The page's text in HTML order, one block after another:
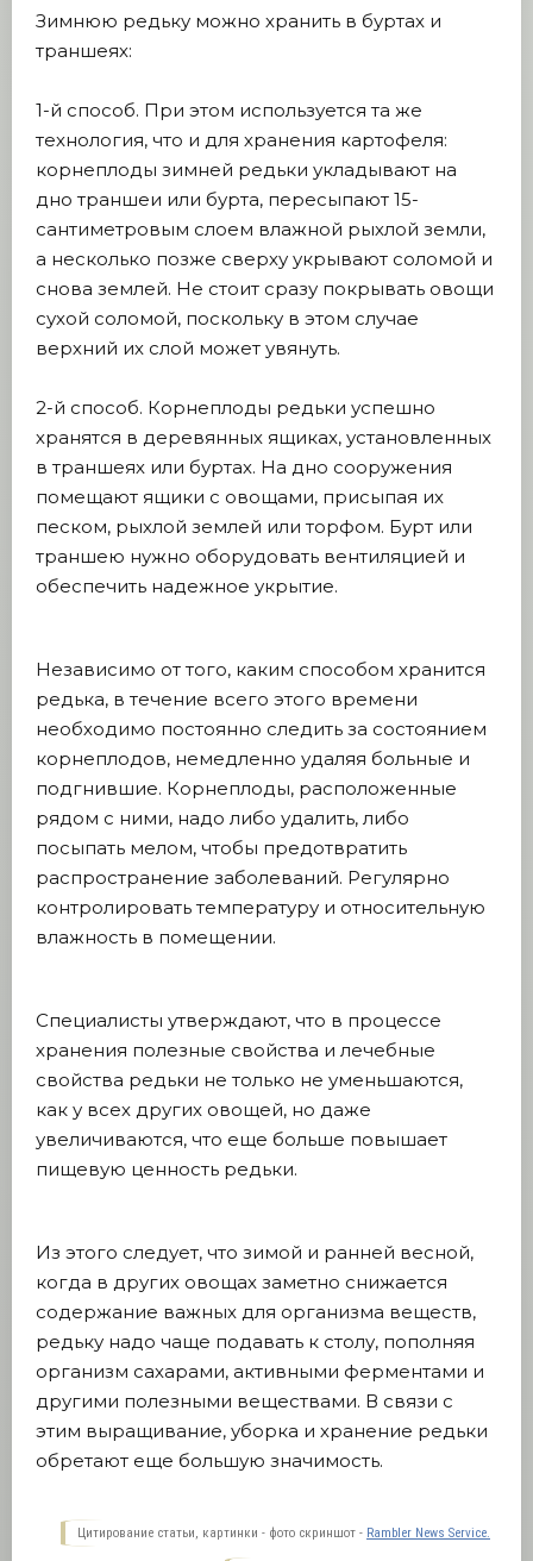
Зимнюю редьку можно хранить в буртах и
траншеях:
1-й способ. При этом используется та же
технология, что и для хранения картофеля:
корнеплоды зимней редьки укладывают на
дно траншеи или бурта, пересыпают 15-
сантиметровым слоем влажной рыхлой земли,
а несколько позже сверху укрывают соломой и
снова землей. Не стоит сразу покрывать овощи
сухой соломой, поскольку в этом случае
верхний их слой может увянуть.
2-й способ. Корнеплоды редьки успешно
хранятся в деревянных ящиках, установленных
в траншеях или буртах. На дно сооружения
помещают ящики с овощами, присыпая их
песком, рыхлой землей или торфом. Бурт или
траншею нужно оборудовать вентиляцией и
обеспечить надежное укрытие.
Независимо от того, каким способом хранится
редька, в течение всего этого времени
необходимо постоянно следить за состоянием
корнеплодов, немедленно удаляя больные и
подгнившие. Корнеплоды, расположенные
рядом с ними, надо либо удалить, либо
посыпать мелом, чтобы предотвратить
распространение заболеваний. Регулярно
контролировать температуру и относительную
влажность в помещении.
Специалисты утверждают, что в процессе
хранения полезные свойства и лечебные
свойства редьки не только не уменьшаются,
как у всех других овощей, но даже
увеличиваются, что еще больше повышает
пищевую ценность редьки.
Из этого следует, что зимой и ранней весной,
когда в других овощах заметно снижается
содержание важных для организма веществ,
редьку надо чаще подавать к столу, пополняя
организм сахарами, активными ферментами и
другими полезными веществами. В связи с
этим выращивание, уборка и хранение редьки
обретают еще большую значимость.
Цитирование статьи, картинки - фото скриншот - Rambler News Service.